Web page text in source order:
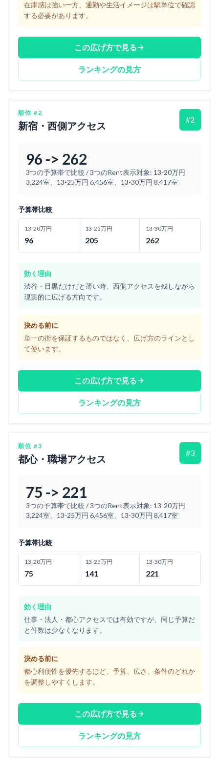
在庫感は強い一方、通勤や生活イメージは駅単位で確認
する必要があります。
この広げ方で見る
ランキングの見方
順位 #2
新宿・西側アクセス
#2
96 -> 262
3つの予算帯で比較 /3つのRent表示対象: 13-20万円
3,224室、13-25万円 6,456室、13-30万円 8,417室
予算帯比較
13-20万円
96
13-25万円
205
13-30万円
262
効く理由
渋谷・目黒だけだと薄い時、西側アクセスを残しながら
現実的に広げる方向です。
決める前に
単一の街を保証するものではなく、広げ方のラインとし
て使います。
この広げ方で見る
ランキングの見方
順位 #3
都心・職場アクセス
#3
75 -> 221
3つの予算帯で比較 /3つのRent表示対象: 13-20万円
3,224室、13-25万円 6,456室、13-30万円 8,417室
予算帯比較
13-20万円
75
13-25万円
141
13-30万円
221
効く理由
仕事・法人・都心アクセスでは有効ですが、同じ予算だ
と件数は少なくなります。
決める前に
都心利便性を優先するほど、予算、広さ、条件のどれか
を調整しやすくします。
この広げ方で見る
ランキングの見方